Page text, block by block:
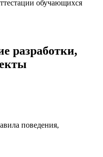
обучающихся
разработки,
поведения,